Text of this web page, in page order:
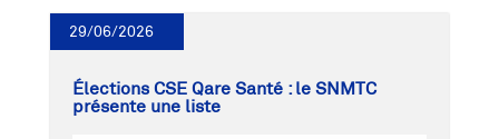
Élections CSE Qare Santé : le SNMTC
présente une liste
29/06/2026